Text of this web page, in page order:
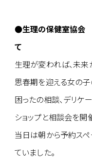
●生理の保健室協会
て
生理が変われば、未来
思春期を迎える女の子
困ったの相談、デリケ
ショップと相談会を開
当日は朝から予約ス
ていました。